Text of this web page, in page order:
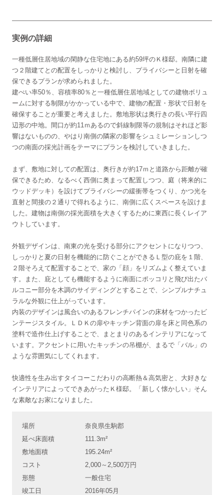
実例の詳細
一種低層住居地域の閑静な住宅地にある約59坪のＫ様邸。南隣に建
つ２階建てとの配置をしっかりと検討し、プライバシーと日射を確
保できるプランが求められました。
建ぺい率50％、容積率80％と一種低層住居地域としての建物ボリュ
ームに対する制限がかかっている中で、建物の配置・形状で日射を
確保することが重要と考えました。敷地形状は奥行きの長い平行四
辺形の中地。間口が約11ｍあるので斜線制限等の規制はそれほど影
響はないものの、やはり南側の隣家の影響をシュミレーションしつ
つの南面の採光計画をテーマにプランを検討していきました。
まず、敷地に対しての配置は、奥行きが約17ｍと道路から距離が確
保できるため、なるべく西側に奥まって配置しつつ、庭（将来的に
ウッドデッキ）を設けてプライバシーの緩衝帯をつくり、かつ光を
直射と間接の２通りで得れるように、南側に広くスペースを設けま
した。建物は南側の採光面積を大きくするために東西に長くレイア
ウトしています。
外観デザインは、南東の光を受ける部分にアクセントになりつつ、
しっかりと夏の日射を機能的に防ぐことができるＬ型の庇を１階、
２階そろえて配置することで、家の「顔」をリズムよく整えていま
す。また、庇としても機能するように南面にポッコリと飛び出たバ
ルコニー部分を木調のサイディングとすることで、シンプルナチュ
ラルな外観に仕上がっています。
内装のデザインは風合いのあるフレンチパインの床材をつかったビ
ンテージスタイル。ＬＤＫの扉やキッチン背面の扉を床と同色系の
塗料で造作仕上げすることで、まとまりのあるインテリアになって
います。アクセントに用いたキッチンの吊棚が、まるで「バル」の
ような雰囲気にしてくれます。
快適性を生み出すタイコーこだわりの高断熱＆高気密と、大好きな
インテリアによってできあがったＫ様邸。「新しく懐かしい」そん
な素敵なお家になりました。
場所
奈良県生駒郡
延べ床面積
111.3m²
敷地面積
195.24m²
コスト
2,000～2,500万円
形態
一般住宅
竣工日
2016年05月